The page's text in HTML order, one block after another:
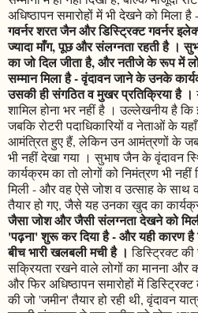
अधिष्ठापन समारोहों में भी देखने को मिला
गवर्नर शरत जैन और डिस्ट्रिक्ट गवर्नर
ज्यादा माँग, पूछ और संलग्नता रहती है ।
का जो दिल जीता है, और नतीजे के रूप में
सम्मान मिला है - वृंदावन जाने के उनके
उसकी ही संगठित व मुखर प्रतिक्रिया है ।
शामिल होना भर नहीं है । उल्लेखनीय है
जबकि रोटरी पदाधिकारियों व नेताओं के
आमंत्रित हुए हैं, लेकिन उन आमंत्रणों के
भी नहीं देखा गया । सुभाष जैन के वृंदावन
कार्यक्रम का तो लोगों को निमंत्रण भी नहीं
मिली - और वह ऐसे जोश व उत्साह के साथ
तैयार हो गए, जैसे यह उनका खुद का
जैसा जोश और जैसी संलग्नता देखने को
'पढ़ना' शुरू कर दिया है - और यही कारण
बीच भारी खलबली मची है । डिस्ट्रिक्ट की
सक्रियता रखने वाले लोगों का मानना और
और फिर अधिष्ठापन समारोहों में
की जो 'जमीन' तैयार हो रही थी, वृंदावन